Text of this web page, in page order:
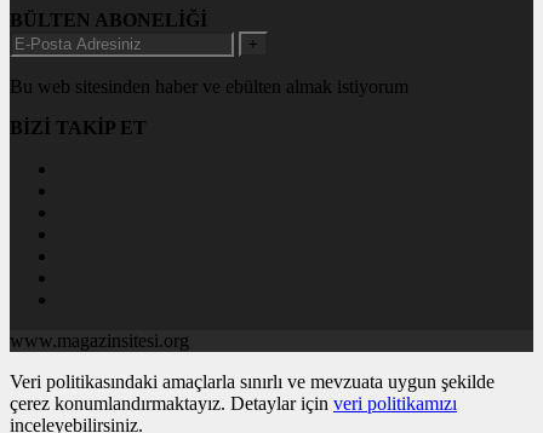
BÜLTEN ABONELİĞİ
+
Bu web sitesinden haber ve ebülten almak istiyorum
BİZİ TAKİP ET
www.magazinsitesi.org
Veri politikasındaki amaçlarla sınırlı ve mevzuata uygun şekilde
çerez konumlandırmaktayız. Detaylar için veri politikamızı
inceleyebilirsiniz.